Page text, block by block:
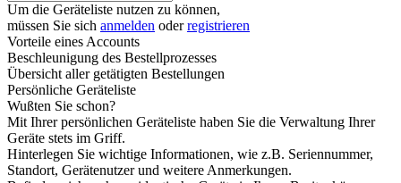
Um die Geräteliste nutzen zu können,
müssen Sie sich anmelden oderregistrieren
Vorteile eines Accounts
Beschleunigung des Bestellprozesses
Übersicht aller getätigten Bestellungen
Persönliche Geräteliste
Wußten Sie schon?
Mit Ihrer persönlichen Geräteliste haben Sie die Verwaltung Ihrer
Geräte stets im Griff.
Hinterlegen Sie wichtige Informationen, wie z.B. Seriennummer,
Standort, Gerätenutzer und weitere Anmerkungen.